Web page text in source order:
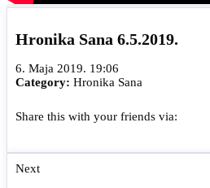
Hronika Sana 6.5.2019.
6. Maja 2019. 19:06
Category: Hronika Sana
Share this with your friends via:
Next